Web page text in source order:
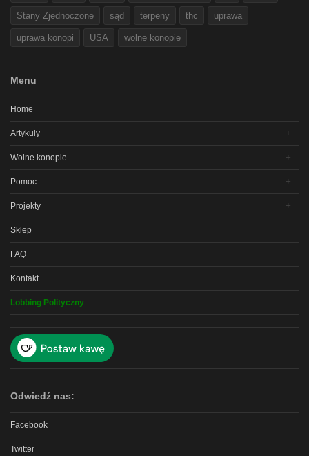
Stany Zjednoczone sąd terpeny thc uprawa
uprawa konopi USA wolne konopie
Menu
Home
Artykuły
Wolne konopie
Pomoc
Projekty
Sklep
FAQ
Kontakt
Lobbing Polityczny
Odwiedź nas:
Facebook
Twitter